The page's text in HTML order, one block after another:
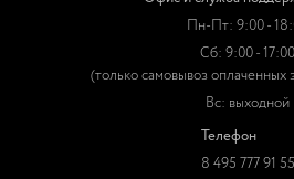
Пн-Пт: 9:00 -
Сб: 9:00 - 17:00
(только самовывоз оплаченных
Вс: выходной
Телефон
8 495 777 91 55